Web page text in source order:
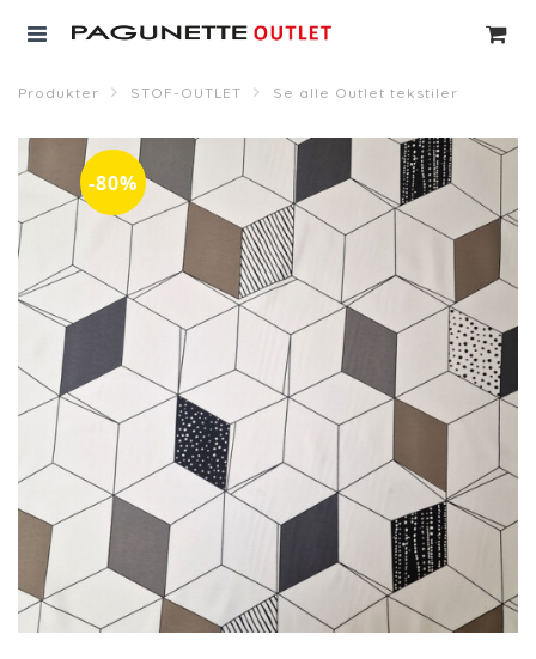
Produkter STOF-OUTLET Se alle Outlet tekstiler
-80%